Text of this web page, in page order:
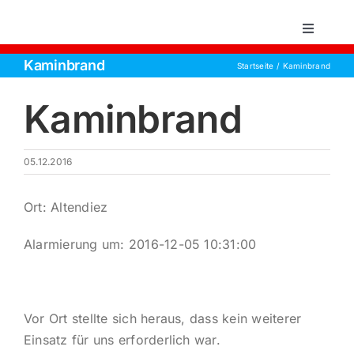
springen
Toggle
Über
Kaminbrand Startseite Kaminbrand
Kaminbrand
05.12.2016
Ort: Altendiez
Alarmierung um: 2016-12-05 10:31:00
Vor Ort stellte sich heraus, dass kein weiterer
Einsatz für uns erforderlich war.